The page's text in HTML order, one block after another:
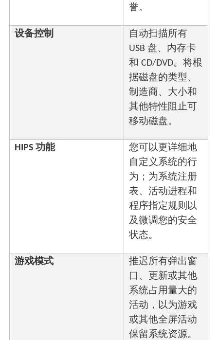
誉。
设备控制
自动扫描所有
USB 盘、内存卡
和 CD/DVD。将根
据磁盘的类型、
制造商、大小和
其他特性阻止可
移动磁盘。
HIPS 功能
您可以更详细地
自定义系统的行
为；为系统注册
表、活动进程和
程序指定规则以
及微调您的安全
状态。
游戏模式
推迟所有弹出窗
口、更新或其他
系统占用量大的
活动，以为游戏
或其他全屏活动
保留系统资源。